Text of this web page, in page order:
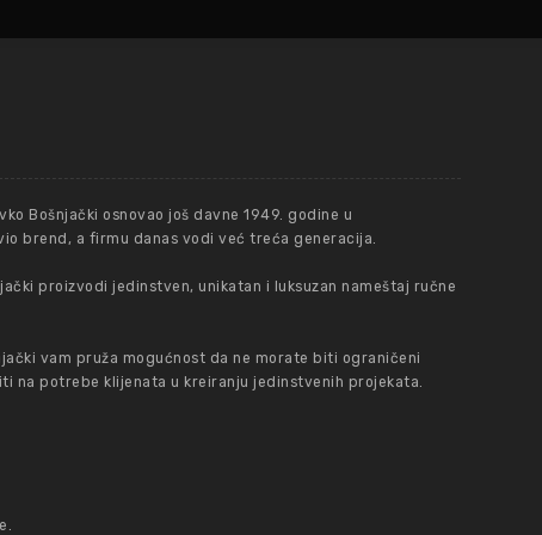
Bošnjački osnovao još davne 1949. godine u
brend, a firmu danas vodi već treća generacija.
proizvodi jedinstven, unikatan i luksuzan nameštaj ručne
vam pruža mogućnost da ne morate biti ograničeni
na potrebe klijenata u kreiranju jedinstvenih projekata.